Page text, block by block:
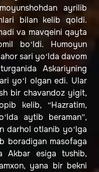
ayrilib
bilan kelib qoldi.
va mavqeini qayta
bo‘ldi. Humoyun
sari yo‘lda davom
Askariyning
yo‘l olgan edi. Ular
bir chavandoz yigit,
kelib, “Hazratim,
aytib beraman”,
darhol otlanib yo‘lga
boradigan masofaga
Akbar esiga tushib,
yana bir bekni